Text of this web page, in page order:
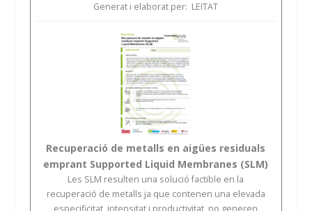
Generat i elaborat per: LEITAT
Recuperació de metalls en aigües residuals
emprant Supported Liquid Membranes (SLM)
Les SLM resulten una solució factible en la
recuperació de metalls ja que contenen una elevada
especificitat, intensitat i productivitat, no generen